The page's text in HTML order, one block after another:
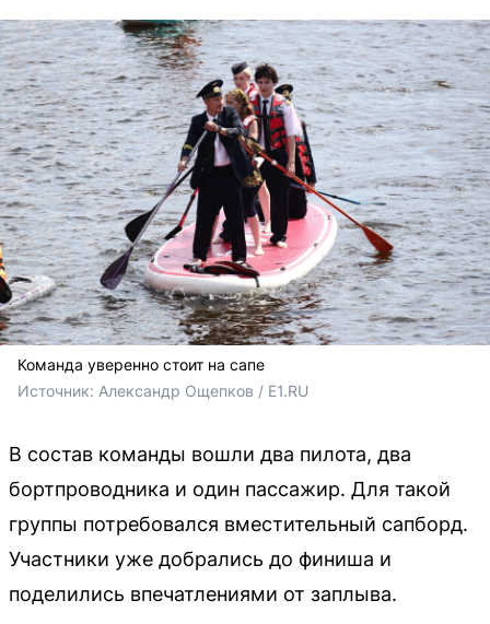
Команда уверенно стоит на сапе
Источник: Александр Ощепков / E1.RU
В состав команды вошли два пилота, два
бортпроводника и один пассажир. Для такой
группы потребовался вместительный сапборд.
Участники уже добрались до финиша и
поделились впечатлениями от заплыва.